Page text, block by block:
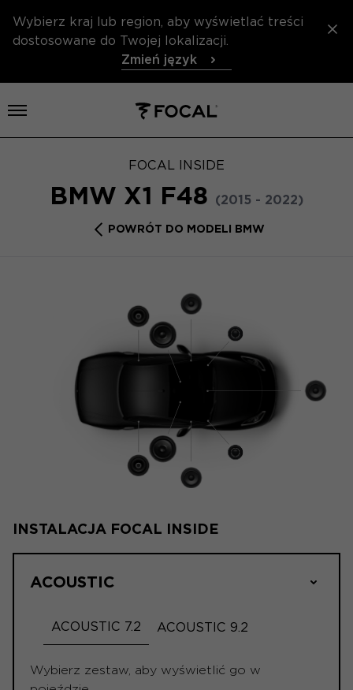
Wybierz kraj lub region, aby wyświetlać treści
dostosowane do Twojej lokalizacji.
Zmień język
Otwórz menu
FOCAL INSIDE
BMW X1 F48 (2015 - 2022)
POWRÓT DO MODELI BMW
INSTALACJA FOCAL INSIDE
ACOUSTIC
ACOUSTIC 7.2 ACOUSTIC 9.2
Wybierz zestaw, aby wyświetlić go w